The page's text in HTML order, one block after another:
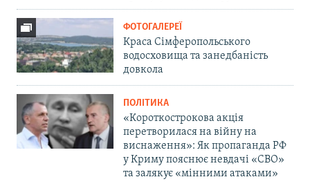
ФОТОГАЛЕРЕЇ
Краса Сімферопольського
водосховища та занедбаність
довкола
ПОЛІТИКА
«Короткострокова акція
перетворилася на війну на
виснаження»: Як пропаганда РФ
у Криму пояснює невдачі «СВО»
та залякує «мінними атаками»